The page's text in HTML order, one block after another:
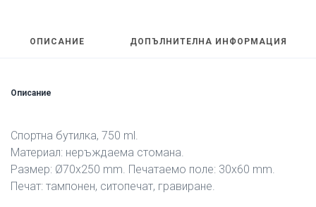
ОПИСАНИЕ ДОПЪЛНИТЕЛНА ИНФОРМАЦИЯ
Описание
Спортна бутилка, 750 ml.
Материал: неръждаема стомана.
Размер: Ø70х250 mm. Печатаемо поле: 30х60 mm.
Печат: тампонен, ситопечат, гравиране.